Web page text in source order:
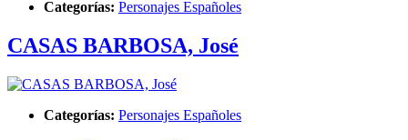
Categorías: Personajes Españoles
CASAS BARBOSA, José
Categorías: Personajes Españoles